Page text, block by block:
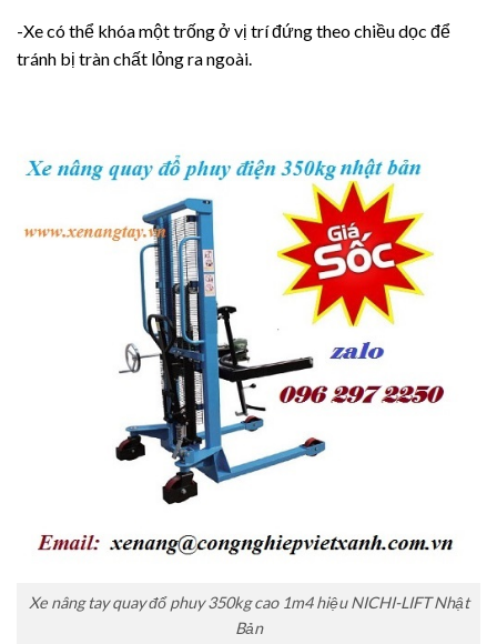
-Xe có thể khóa một trống ở vị trí đứng theo chiều dọc để
tránh bị tràn chất lỏng ra ngoài.
Xe nâng tay quay đổ phuy 350kg cao 1m4 hiệu NICHI-LIFT Nhật
Bản